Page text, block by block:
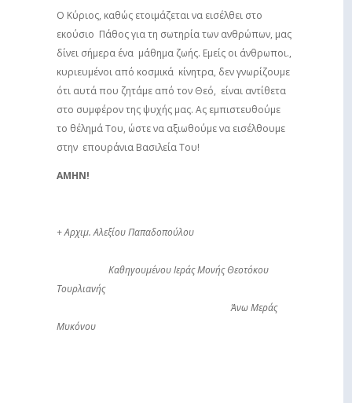
Ο Κύριος, καθώς ετοιμάζεται να εισέλθει στο
εκούσιο Πάθος για τη σωτηρία των ανθρώπων, μας
δίνει σήμερα ένα μάθημα ζωής. Εμείς οι άνθρωποι.,
κυριευμένοι από κοσμικά κίνητρα, δεν γνωρίζουμε
ότι αυτά που ζητάμε από τον Θεό, είναι αντίθετα
στο συμφέρον της ψυχής μας. Ας εμπιστευθούμε
το θέλημά Του, ώστε να αξιωθούμε να εισέλθουμε
στην επουράνια Βασιλεία Του!
ΑΜΗΝ!
+ Αρχιμ. Αλεξίου Παπαδοπούλου
Καθηγουμένου Ιεράς Μονής Θεοτόκου
Τουρλιανής
Άνω Μεράς
Μυκόνου